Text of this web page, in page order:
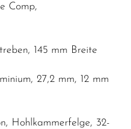
Comp,
145 mm Breite
27,2 mm, 12 mm
Hohlkammerfelge, 32-